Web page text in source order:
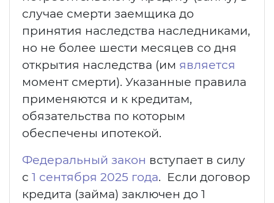
случае смерти заемщика до
принятия наследства наследниками,
но не более шести месяцев со дня
открытия наследства (им является
момент смерти). Указанные правила
применяются и к кредитам,
обязательства по которым
обеспечены ипотекой.
Федеральный закон вступает в силу
с 1 сентября 2025 года. Если договор
кредита (займа) заключен до 1